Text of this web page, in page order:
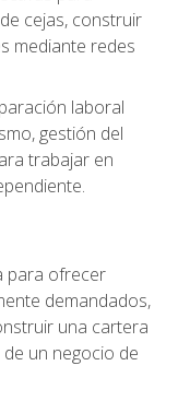
cejas, construir
mediante redes
laboral
gestión del
trabajar en
para ofrecer
demandados,
una cartera
un negocio de